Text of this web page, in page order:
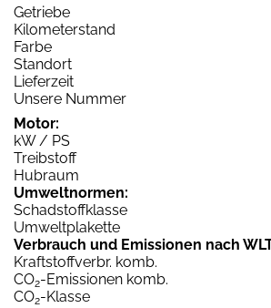
Getriebe
Kilometerstand
Farbe
Standort
Lieferzeit
Unsere Nummer
Motor:
kW / PS
Treibstoff
Hubraum
Umweltnormen:
Schadstoffklasse
Umweltplakette
Verbrauch und Emissionen nach
Kraftstoffverbr. komb.
CO2-Emissionen komb.
CO2-Klasse